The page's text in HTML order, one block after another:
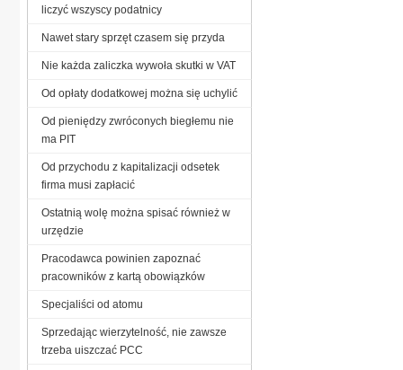
liczyć wszyscy podatnicy
Nawet stary sprzęt czasem się przyda
Nie każda zaliczka wywoła skutki w VAT
Od opłaty dodatkowej można się uchylić
Od pieniędzy zwróconych biegłemu nie
ma PIT
Od przychodu z kapitalizacji odsetek
firma musi zapłacić
Ostatnią wolę można spisać również w
urzędzie
Pracodawca powinien zapoznać
pracowników z kartą obowiązków
Specjaliści od atomu
Sprzedając wierzytelność, nie zawsze
trzeba uiszczać PCC